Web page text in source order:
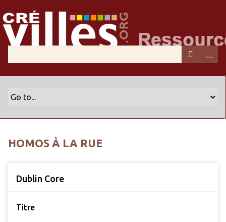
HOMOS À LA RUE
Dublin Core
Titre